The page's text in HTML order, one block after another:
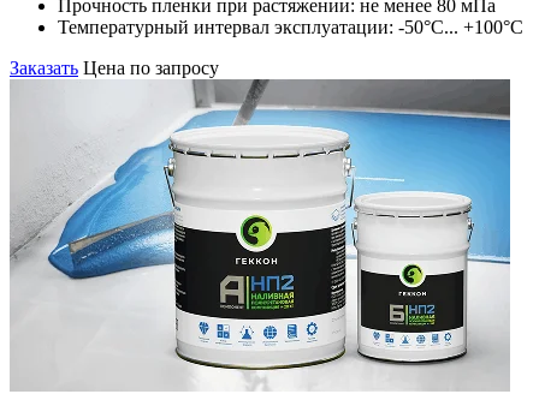
Прочность пленки при растяжении: не менее 80 мПа
Температурный интервал эксплуатации: -50°С... +100°С
Заказать Цена по запросу